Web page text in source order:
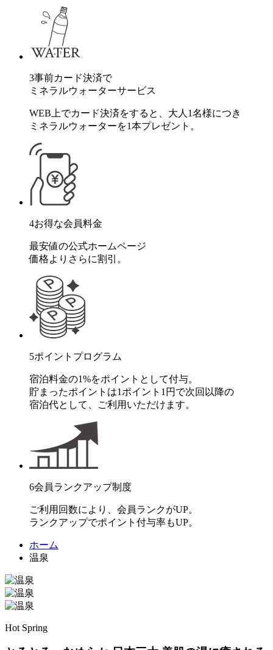
3事前カード決済で
ミネラルウォーターサービス
WEB上でカード決済をすると、大人1名様につき
ミネラルウォーターを1本プレゼント。
4お得な会員料金
最安値の公式ホームページ
価格よりさらに割引。
5ポイントプログラム
宿泊料金の1%をポイントとして付与。
貯まったポイントは1ポイント1円で次回以降の
宿泊代として、ご利用いただけます。
6会員ランクアップ制度
ご利用回数により、会員ランクがUP。
ランクアップでポイント付与率もUP。
ホーム
温泉
Hot Spring